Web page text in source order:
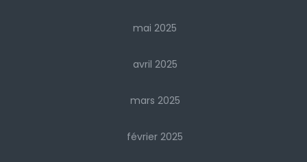
mai 2025
avril 2025
mars 2025
février 2025